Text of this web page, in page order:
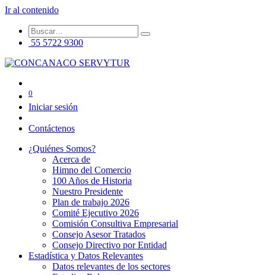
Ir al contenido
55 5722 9300
0
Iniciar sesión
Contáctenos
¿Quiénes Somos?
Acerca de
Himno del Comercio
100 Años de Historia
Nuestro Presidente
Plan de trabajo 2026
Comité Ejecutivo 2026
Comisión Consultiva Empresarial
Consejo Asesor Tratados
Consejo Directivo por Entidad
Estadística y Datos Relevantes
Datos relevantes de los sectores